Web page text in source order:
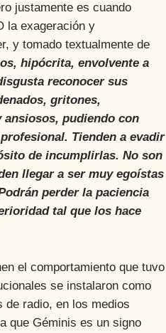
justamente es cuando
la exageración y
y tomado textualmente de
hipócrita, envolvente a
reconocer sus
gritones,
pudiendo con
Tienden a evadir
de incumplirlas. No son
llegar a ser muy egoístas
perder la paciencia
tal que los hace
el comportamiento que tuvo
se instalaron como
de radio, en los medios
que Géminis es un signo